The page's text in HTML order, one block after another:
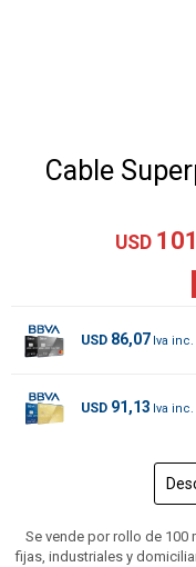
Cable
USD
USD 86,07
USD 91,13
Se vende por rollo de 100
fijas, industriales y